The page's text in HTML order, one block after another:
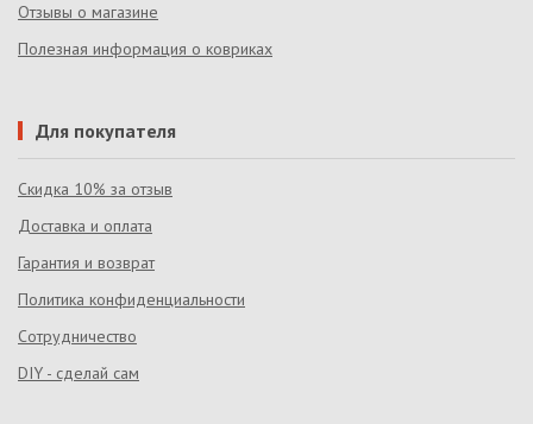
Отзывы о магазине
Полезная информация о ковриках
Для покупателя
Скидка 10% за отзыв
Доставка и оплата
Гарантия и возврат
Политика конфиденциальности
Сотрудничество
DIY - сделай сам